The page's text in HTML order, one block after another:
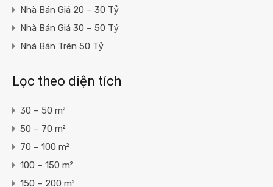
Nhà Bán Giá 20 – 30 Tỷ
Nhà Bán Giá 30 – 50 Tỷ
Nhà Bán Trên 50 Tỷ
Lọc theo diện tích
30 – 50 m²
50 – 70 m²
70 – 100 m²
100 – 150 m²
150 – 200 m²